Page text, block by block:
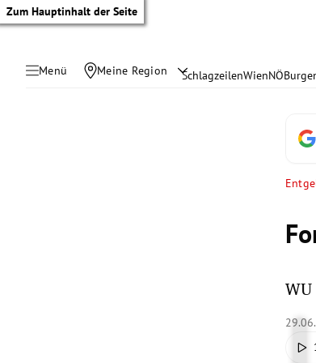
Zum Hauptinhalt der Seite
Menü Meine Region SchlagzeilenWienNÖ